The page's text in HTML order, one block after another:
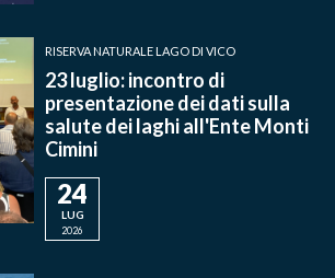
RISERVA NATURALE LAGO DI VICO
23 luglio: incontro di
presentazione dei dati sulla
salute dei laghi all'Ente Monti
Cimini
24
LUG
2026